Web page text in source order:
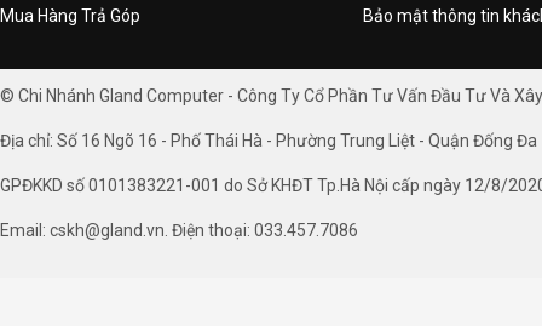
Mua Hàng Trả Góp
Bảo mật thông tin
© Chi Nhánh Gland Computer - Công Ty Cổ Phần Tư Vấn Đầu Tư Và
Địa chỉ: Số 16 Ngõ 16 - Phố Thái Hà - Phường Trung Liệt - Quận Đống Đa
GPĐKKD số 0101383221-001 do Sở KHĐT Tp.Hà Nội cấp ngày 12/8/
Email: cskh@gland.vn. Điện thoại: 033.457.7086